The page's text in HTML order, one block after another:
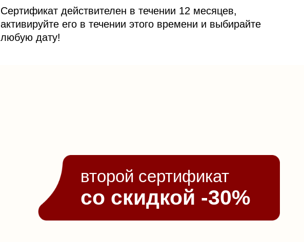
Сертификат действителен в течении 12 месяцев,
активируйте его в течении этого времени и выбирайте
любую дату!
второй сертификат
со скидкой -30%